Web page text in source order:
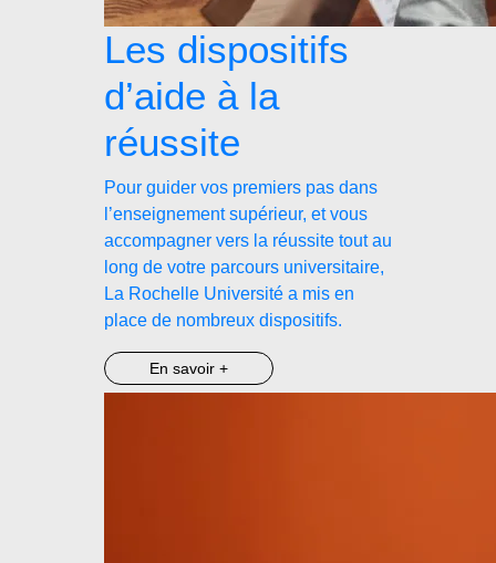
Les dispositifs
d’aide à la
réussite
Pour guider vos premiers pas dans
l’enseignement supérieur, et vous
accompagner vers la réussite tout au
long de votre parcours universitaire,
La Rochelle Université a mis en
place de nombreux dispositifs.
En savoir +